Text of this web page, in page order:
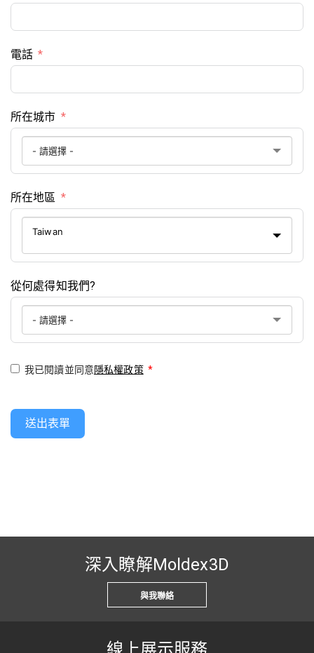
電話
所在城市
所在地區
Taiwan
從何處得知我們?
我已閱讀並同意隱私權政策 *
送出表單
深入瞭解Moldex3D
與我聯絡